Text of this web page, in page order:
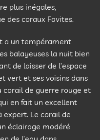
plus inégales,
des coraux Favites.
a un tempérament
balayeuses la nuit bien
de laisser de l’espace
vert et ses voisins dans
corail de guerre rouge et
en fait un excellent
expert. Le corail de
éclairage modéré